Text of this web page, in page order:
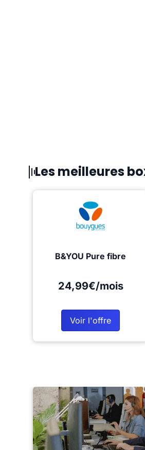
Les meilleures
B&YOU Pure fibre
24,99€/mois
Voir l'offre